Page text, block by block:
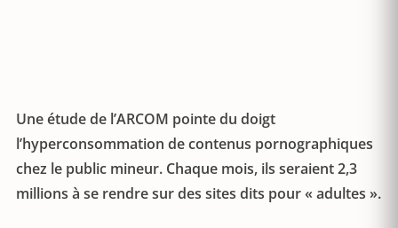
Une étude de l’ARCOM pointe du doigt
l’hyperconsommation de contenus pornographiques
chez le public mineur. Chaque mois, ils seraient 2,3
millions à se rendre sur des sites dits pour « adultes ».